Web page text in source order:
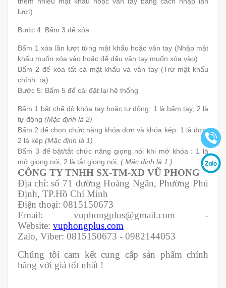
lượt)
Bước 4: Bấm 3 để xóa
Bấm 1 xóa lần lượt từng mật khẩu hoặc vân tay (Nhập mật
khẩu muốn xóa vào hoặc để dấu vân tay muốn xóa vào)
Bấm 2 để xóa tất cả mật khẩu và vân tay (Trừ mật khẩu
chính ra)
Bước 5: Bấm 5 để cài đặt lại hệ thống
Bấm 1 bật chế độ khóa tay hoặc tự động: 1 là bấm tay, 2 là
tự động (Mặc định là 2)
Bấm 2 để chọn chức năng khóa đơn và khóa kép: 1 là đơn,
2 là kép (Mặc định là 1)
Bấm 3 để bật/tắt chức năng giọng nói khi mở khóa : 1 là
mở giọng nói, 2 là tắt giọng nói, ( Mặc định là 1 )
CÔNG TY TNHH SX-TM-XD VŨ PHONG
Địa chỉ: số 71 đường Hoàng Ngân, Phường Phú
Định, TP.Hồ Chí Minh
Điện thoại: 0815150673
Email: vuphongplus@gmail.com -
Website: vuphongplus.com
Zalo, Viber: 0815150673 - 0982144053
Chúng tôi cam kết cung cấp sản phẩm chính
hãng với giá tốt nhất !